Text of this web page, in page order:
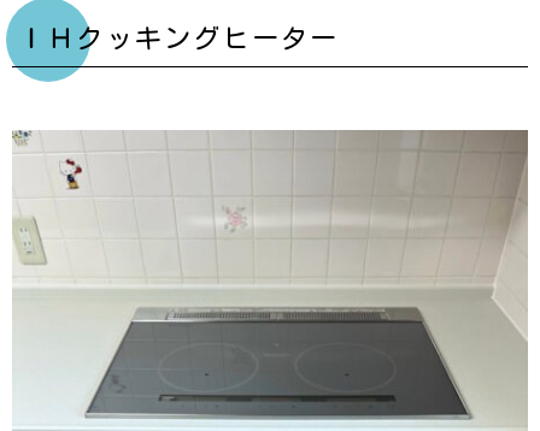
ＩＨクッキングヒーター